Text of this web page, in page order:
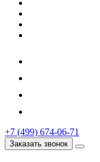
+7 (499) 674-06-71
Заказать звонок